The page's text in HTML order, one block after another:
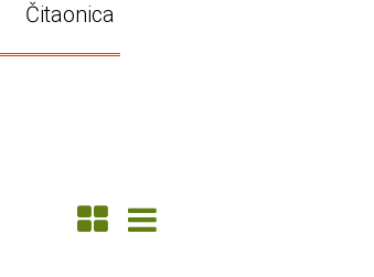
Čitaonica